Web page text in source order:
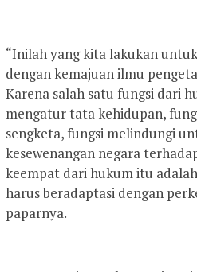
“Inilah yang kita lakukan
dengan kemajuan ilmu
Karena salah satu fungsi dari
mengatur tata kehidupan,
sengketa, fungsi melindungi
kesewenangan negara
keempat dari hukum itu
harus beradaptasi dengan
paparnya.